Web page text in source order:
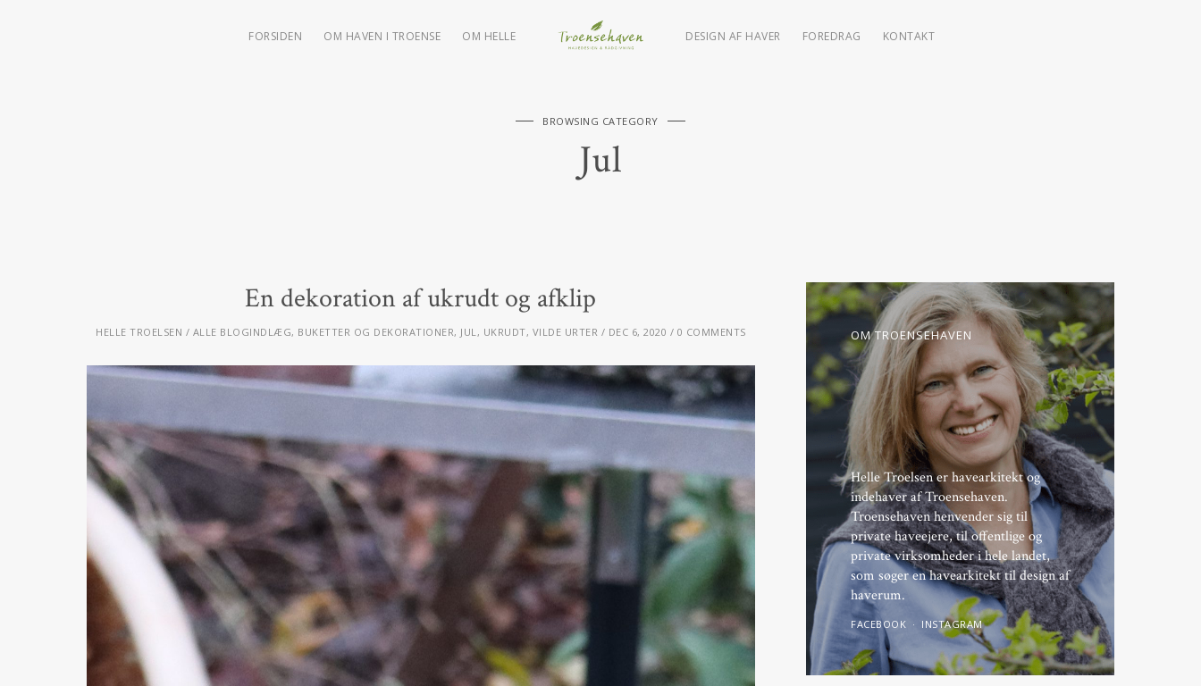
FORSIDEN OM HAVEN I TROENSE OM HELLE DESIGN AF HAVER FOREDRAG KONTAKT
BROWSING CATEGORY
Jul
En dekoration af ukrudt og afklip
HELLE TROELSEN ALLE BLOGINDLÆG, BUKETTER OG DEKORATIONER, JUL , UKRUDT, VILDE URTER DEC 6, 2020 0 COMMENTS OM TROENSEHAVEN
Helle Troelsen er havearkitekt og
indehaver af Troensehaven.
Troensehaven henvender sig til
private haveejere, til offentlige og
private virksomheder i hele landet,
som søger en havearkitekt til design af
haverum.
FACEBOOK INSTAGRAM